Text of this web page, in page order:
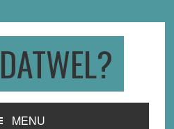
MENU